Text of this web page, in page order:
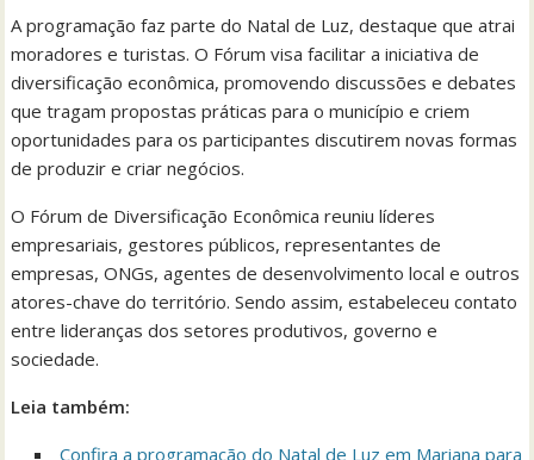
A programação faz parte do Natal de Luz, destaque que atrai
moradores e turistas. O Fórum visa facilitar a iniciativa de
diversificação econômica, promovendo discussões e debates
que tragam propostas práticas para o município e criem
oportunidades para os participantes discutirem novas formas
de produzir e criar negócios.
O Fórum de Diversificação Econômica reuniu líderes
empresariais, gestores públicos, representantes de
empresas, ONGs, agentes de desenvolvimento local e outros
atores-chave do território. Sendo assim, estabeleceu contato
entre lideranças dos setores produtivos, governo e
sociedade.
Leia também:
Confira a programação do Natal de Luz em Mariana para